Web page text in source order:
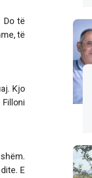
Do të
të
Kjo
E